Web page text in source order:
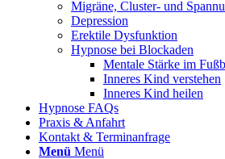
Migräne, Cluster- und
Depression
Erektile Dysfunktion
Hypnose bei Blockaden
Mentale Stärke im
Inneres Kind verstehen
Inneres Kind heilen
Hypnose FAQs
Praxis & Anfahrt
Kontakt & Terminanfrage
Menü Menü